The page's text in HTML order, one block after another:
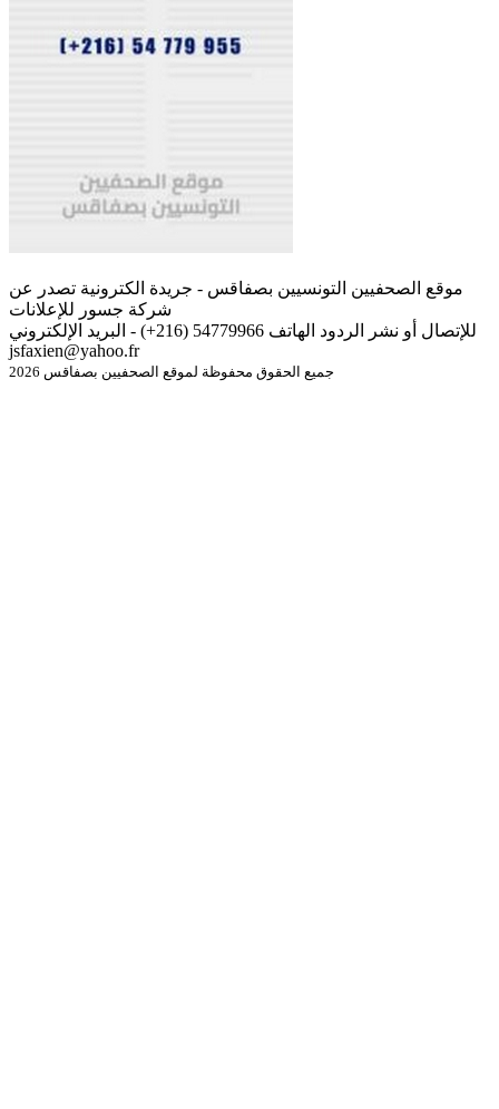
موقع الصحفيين التونسيين بصفاقس - جريدة الكترونية تصدر عن
شركة جسور للإعلانات
للإتصال أو نشر الردود الهاتف 54779966 (216+) - البريد الإلكتروني
jsfaxien@yahoo.fr
جميع الحقوق محفوظة لموقع الصحفيين بصفاقس 2026